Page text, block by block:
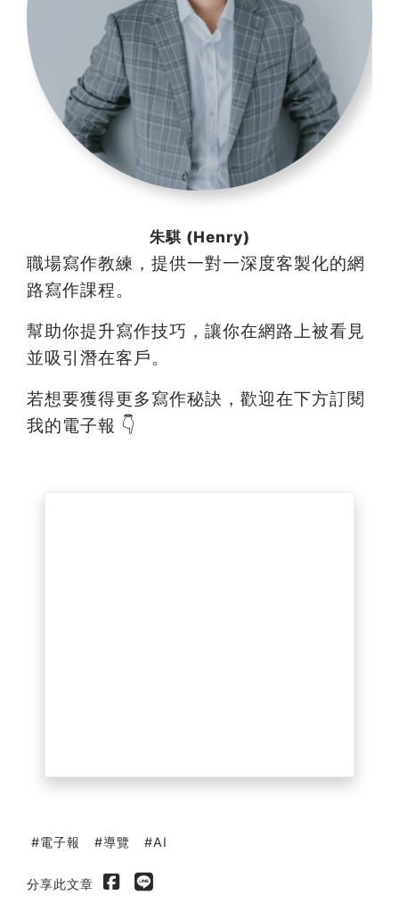
朱騏 (Henry)
職場寫作教練，提供一對一深度客製化的網
路寫作課程。
幫助你提升寫作技巧，讓你在網路上被看見
並吸引潛在客戶。
若想要獲得更多寫作秘訣，歡迎在下方訂閱
我的電子報 👇
電子報 導覽 AI
分享此文章